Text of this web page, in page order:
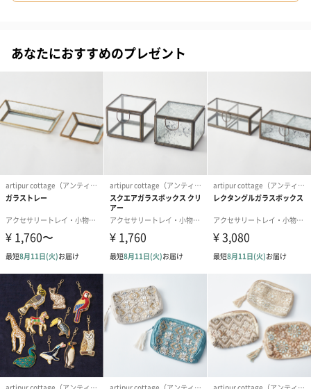
アフリカンアートの輸入から始まった創業40年以上のインテリア
お花や旅行、インテリアが好きな方へ
ジュエリーの収納やディスプレイとしてもおしゃれなガラスボッ
クス。アンティークのようなデザインがギフトとしてもおすすめ
です。特に20～30代の女性の方からご好評いただいております。
商品詳細情報
本体サイズ
幅155mm×奥行80mm×高さ35mm
本体重量
275g
全体重量
385g
あなたにおすすめのプレゼント